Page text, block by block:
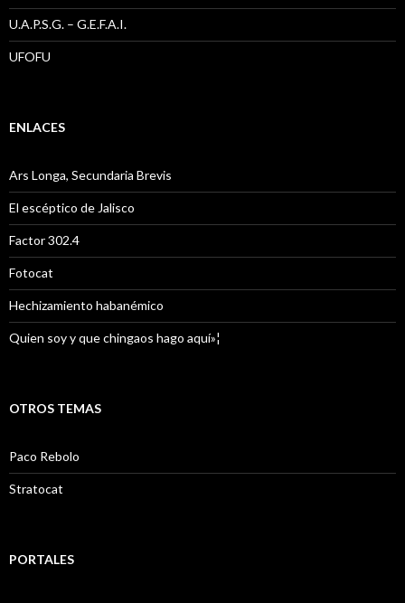
U.A.P.S.G. – G.E.F.A.I.
UFOFU
ENLACES
Ars Longa, Secundaria Brevis
El escéptico de Jalisco
Factor 302.4
Fotocat
Hechizamiento habanémico
Quien soy y que chingaos hago aquí»¦
OTROS TEMAS
Paco Rebolo
Stratocat
PORTALES